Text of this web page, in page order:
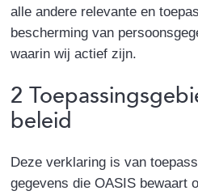
alle andere relevante en
bescherming van
waarin wij actief zijn.
2
beleid
Deze verklaring is van
gegevens die OASIS bewaart